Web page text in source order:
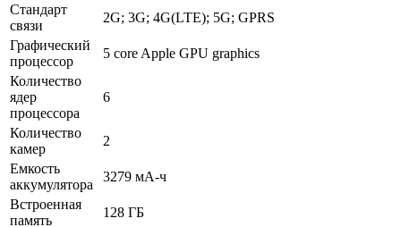
Стандарт
связи
2G; 3G; 4G(LTE); 5G; GPRS
Графический
процессор
5 core Apple GPU graphics
Количество
ядер
процессора
6
Количество
камер
2
Емкость
аккумулятора
3279 мА-ч
Встроенная
память
128 ГБ